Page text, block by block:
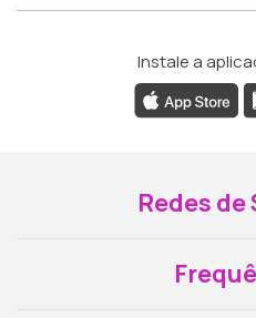
Instale a
Redes